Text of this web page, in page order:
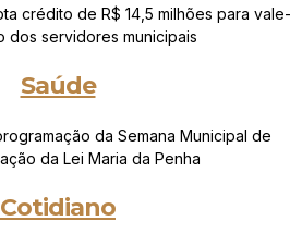
crédito de R$ 14,5 milhões para vale-
dos servidores municipais
Saúde
da Semana Municipal de
da Lei Maria da Penha
Cotidiano